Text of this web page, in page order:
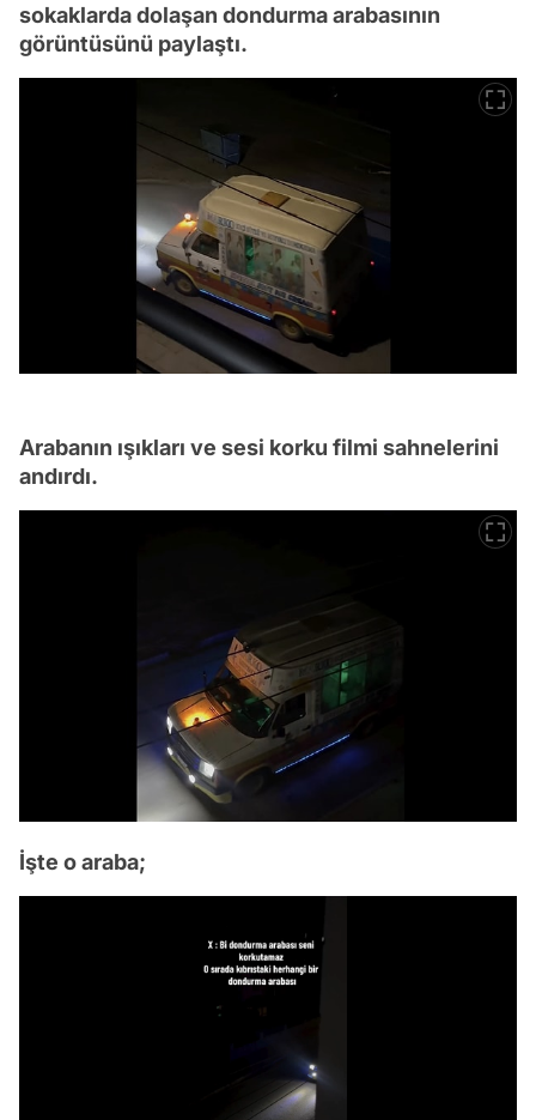
sokaklarda dolaşan dondurma arabasının
görüntüsünü paylaştı.
Arabanın ışıkları ve sesi korku filmi sahnelerini
andırdı.
İşte o araba;